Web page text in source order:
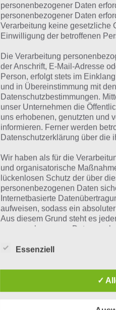
Nachfolgend die Lösung
1 Wort vom 16.8.2018.
KLUFT
Zur Übersicht der4 Bilder
Kurze Begriffserklärung
Kluft ist die Lösung für das
welche Bedeutung hat
bestimmten Lösungen
Begriffserklärung!
Sprechen wir von einer
den Spalt im Fels, der eine
zweiten kann Kluft auch
Gegensatz aufgeworfen
beispielsweise von einer
Kluft kann aber auch
personenbezogener Daten
personenbezogener Daten
Verarbeitung keine gesetzliche
Einwilligung der betroffenen
Die Verarbeitung
der Anschrift, E-Mail-Adresse
Person, erfolgt stets im
und in Übereinstimmung mit
Datenschutzbestimmungen.
unser Unternehmen die
uns erhobenen, genutzten und
informieren. Ferner werden
Datenschutzerklärung über die
Wir haben als für die
und organisatorische
lückenlosen Schutz der über
personenbezogenen Daten
Internetbasierte
aufweisen, sodass ein
Aus diesem Grund steht es
personenbezogene Daten
Essenziell
✓